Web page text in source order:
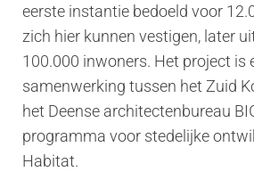
eerste instantie bedoeld voor
zich hier kunnen vestigen, later
100.000 inwoners. Het project is
samenwerking tussen het Zuid
het Deense architectenbureau
programma voor stedelijke
Habitat.